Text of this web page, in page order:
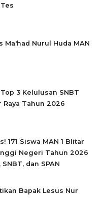
Ma'had Nurul Huda MAN
3 Kelulusan SNBT
Tahun 2026
171 Siswa MAN 1 Blitar
Negeri Tahun 2026
dan SPAN
Bapak Lesus Nur